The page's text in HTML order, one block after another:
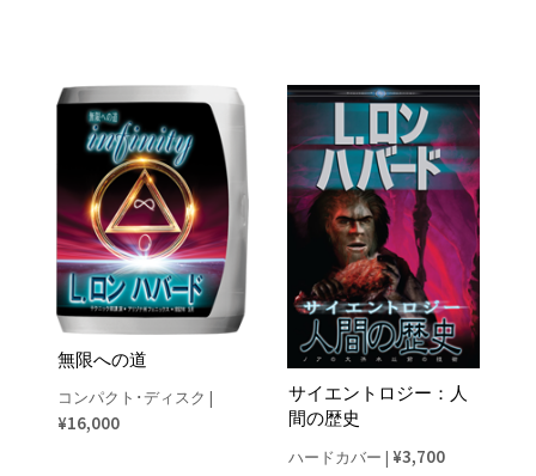
無限への道
コンパクト･ディスク |
¥16,000
サイエントロジー：人
間の歴史
ハードカバー | ¥3,700